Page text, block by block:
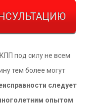
под силу не всем
тем более могут
следует
опытом